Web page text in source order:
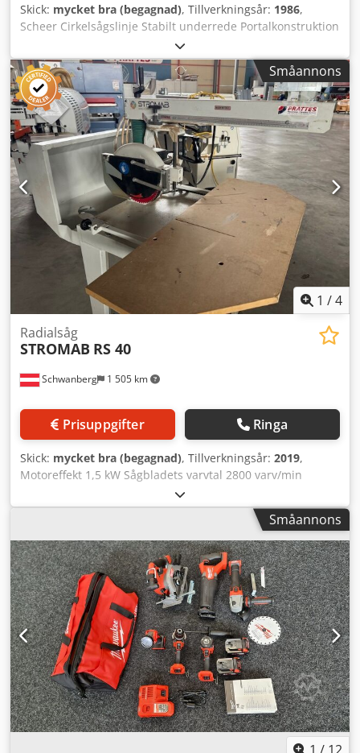
Skick: mycket bra (begagnad), Tillverkningsår: 1986,
Scheer Cirkelsågslinje Stabilt underrede Portalkonstruktion
som möjliggör genomskjutning av arbetsstycket
Fullautomatiskt styrsystem med intermittent drift
Borraggregat justerbart i höjdled Sågdiameter: Min: 70
mm Max: 305 mm Djup: Max. 40 mm Max. 2 skivor/snitt
Centrumhål: 7–10 mm Centrumborrning möjlig: 15–35 mm
Borrmotor BM 602 Maskincykeltider: Bok: Diameter 220
mm, djup 40 mm 40 sek. Plywood: Diameter 220 mm, djup
40 mm 20 sek. Spånskiva: Diameter 350 mm med borrning
D: 35 mm 30 sek. Cjdoyy St Aepfx An Eerf Plats: från lager
54634 Bitburg - omedelbart tillgänglig -
Småannons
1 /4
Schwanberg 1 505 km
Radialsåg
STROMAB RS 40
Prisuppgifter Ringa
Skick: mycket bra (begagnad), Tillverkningsår: 2019,
Motoreffekt 1,5 kW Sågbladets varvtal 2800 varv/min
Sågbladsdiameter 250 mm Sågbladsaxel 30 mm Kaplängd
400 mm (vid arbetsstyckets tjocklek på 20 mm) Kaplängd
vid 45 grader 230 mm Kapdjup 65 mm Utsvängningsspärr
för armen +/- 45 grader Vikt 140 kg Motorskyddsbrytare
Bromsmotor Nödstopp CE-märkning Inklusive dammhuv
för utsugsanslutning DM 120 mm Observera angående
begagnade maskiner: • Tekniska data och
mellanförsäljning med reservation för fel. • Angivna priser
gäller som avhämtningspriser från platsen - fritt lastat! •
Maskinerna är rengjorda och funktionstestade. • Alla
maskiner säljs i befintligt skick utan någon som helst
garanti. Köparen har möjlighet att inspektera maskinerna
på plats. • Särskilda avtal är endast möjliga i skriftlig form.
Crodpfxsulzchj An Eof (Förfrågningar besvaras endast vid
angivande av adress och telefonnummer!)
Småannons